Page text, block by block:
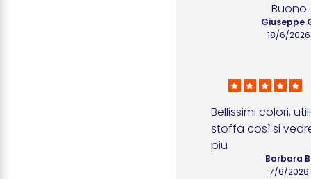
Buono
18/6/2026
Giuseppe
Bellissimi colori,
stoffa così si
piu
7/6/2026
Barbara